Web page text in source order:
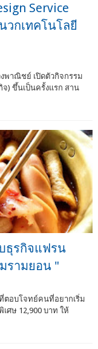
Service
วกเทคโนโลยี
งพาณิชย์ เปิดตัวกิจกรรม
จ) ขึ้นเป็นครั้งแรก สาน
ธุรกิจแฟรน
รามยอน "
ตอบโจทย์คนที่อยากเริ่ม
ศษ 12,900 บาท ให้